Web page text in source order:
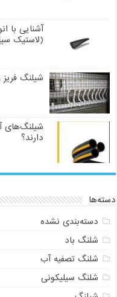
آشنایی با
(لاستیک
شیلنگ
شیلنگ‌های
دارند؟
دسته‌ها
دسته‌بندی نشده
شلنگ باد
شلنگ تصفیه آب
شلنگ سیلیکونی